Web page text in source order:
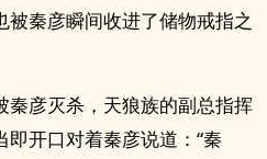
秦彦瞬间收进了储物戒指之
秦彦灭杀，天狼族的副总指挥
开口对着秦彦说道：“秦